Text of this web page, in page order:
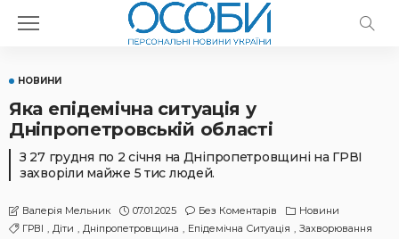
НОВИНИ
Яка епідемічна ситуація у
Дніпропетровській області
З 27 грудня по 2 січня на Дніпропетровщині на ГРВІ
захворіли майже 5 тис людей.
Валерія Мельник 07.01.2025 Без Коментарів
Новини
ГРВІ
Діти Дніпропетровщина Епідемічна Ситуація
Захворювання